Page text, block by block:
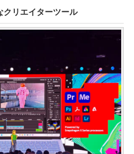
クリエイターツール